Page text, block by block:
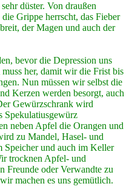
düster. Von draußen
Grippe herrscht, das Fieber
der Magen und auch der
bevor die Depression uns
her, damit wir die Frist bis
Nun müssen wir selbst die
Kerzen werden besorgt, auch
Gewürzschrank wird
Spekulatiusgewürz
neben Apfel die Orangen und
zu Mandel, Hasel- und
Speicher und auch im Keller
trocknen Apfel- und
Freunde oder Verwandte zu
machen es uns gemütlich.